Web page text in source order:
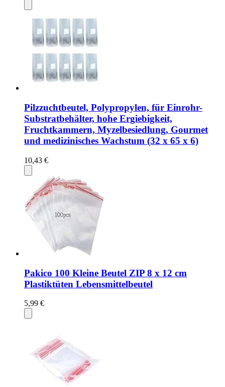
Pilzzuchtbeutel, Polypropylen, für Einrohr-
Substratbehälter, hohe Ergiebigkeit,
Fruchtkammern, Myzelbesiedlung, Gourmet
und medizinisches Wachstum (32 x 65 x 6)
10,43 €
Pakico 100 Kleine Beutel ZIP 8 x 12 cm
Plastiktüten Lebensmittelbeutel
5,99 €